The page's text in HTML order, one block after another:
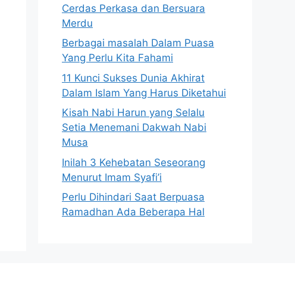
Cerdas Perkasa dan Bersuara
Merdu
Berbagai masalah Dalam Puasa
Yang Perlu Kita Fahami
11 Kunci Sukses Dunia Akhirat
Dalam Islam Yang Harus Diketahui
Kisah Nabi Harun yang Selalu
Setia Menemani Dakwah Nabi
Musa
Inilah 3 Kehebatan Seseorang
Menurut Imam Syafi’i
Perlu Dihindari Saat Berpuasa
Ramadhan Ada Beberapa Hal